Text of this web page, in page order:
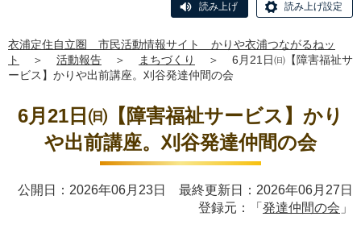
読み上げ 読み上げ設定
衣浦定住自立圏 市民活動情報サイト かりや衣浦つながるねッ
ト
＞ 活動報告 ＞ まちづくり ＞
6月21日㈰【障害福祉サ
ービス】かりや出前講座。刈谷発達仲間の会
6月21日㈰【障害福祉サービス】かり
や出前講座。刈谷発達仲間の会
公開日：2026年06月23日 最終更新日：2026年06月27日
登録元：「 発達仲間の会 」